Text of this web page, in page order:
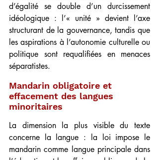
d’égalité se double d’un durcissement
idéologique : l’« unité » devient l’axe
structurant de la gouvernance, tandis que
les aspirations à l’autonomie culturelle ou
politique sont requalifiées en menaces
séparatistes.
Mandarin obligatoire et
effacement des langues
minoritaires
La dimension la plus visible du texte
concerne la langue : la loi impose le
mandarin comme langue principale dans